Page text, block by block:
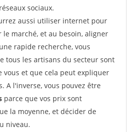
sociaux.
aussi utiliser internet pour
marché, et au besoin, aligner
rapide recherche, vous
tous les artisans du secteur sont
vous et que cela peut expliquer
A l'inverse, vous pouvez être
parce que vos prix sont
la moyenne, et décider de
niveau.